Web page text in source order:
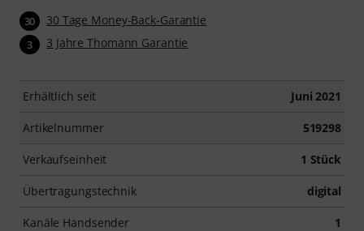
30 30 Tage Money-Back-Garantie
3 3 Jahre Thomann Garantie
Erhältlich seit Juni 2021
Artikelnummer 519298
Verkaufseinheit 1 Stück
Übertragungstechnik digital
Kanäle Handsender 1